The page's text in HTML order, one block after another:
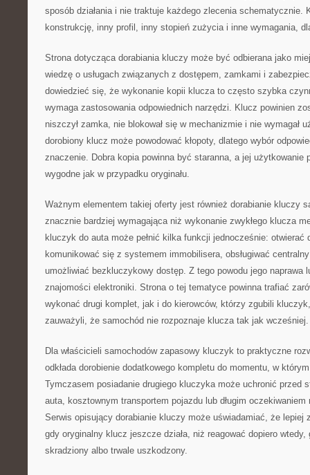
sposób działania i nie traktuje każdego zlecenia schematycznie.
konstrukcję, inny profil, inny stopień zużycia i inne wymagania,
Strona dotycząca dorabiania kluczy może być odbierana jako
wiedzę o usługach związanych z dostępem, zamkami i
dowiedzieć się, że wykonanie kopii klucza to często szybka
wymaga zastosowania odpowiednich narzędzi. Klucz powinien
niszczył zamka, nie blokował się w mechanizmie i nie wymagał
dorobiony klucz może powodować kłopoty, dlatego wybór
znaczenie. Dobra kopia powinna być staranna, a jej użytkowanie
wygodne jak w przypadku oryginału.
Ważnym elementem takiej oferty jest również dorabianie kluczy
znacznie bardziej wymagająca niż wykonanie zwykłego klucza
kluczyk do auta może pełnić kilka funkcji jednocześnie: otwierać
komunikować się z systemem immobilisera, obsługiwać
umożliwiać bezkluczykowy dostęp. Z tego powodu jego naprawa
znajomości elektroniki. Strona o tej tematyce powinna trafiać
wykonać drugi komplet, jak i do kierowców, którzy zgubili
zauważyli, że samochód nie rozpoznaje klucza tak jak wcześniej.
Dla właścicieli samochodów zapasowy kluczyk to praktyczne
odkłada dorobienie dodatkowego kompletu do momentu, w
Tymczasem posiadanie drugiego kluczyka może uchronić przed
auta, kosztownym transportem pojazdu lub długim oczekiwaniem
Serwis opisujący dorabianie kluczy może uświadamiać, że lepiej
gdy oryginalny klucz jeszcze działa, niż reagować dopiero
skradziony albo trwale uszkodzony.